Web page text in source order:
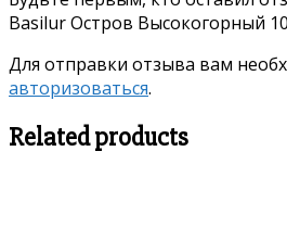
Basilur Остров Высокогорный
Для отправки отзыва вам
авторизоваться.
Related products